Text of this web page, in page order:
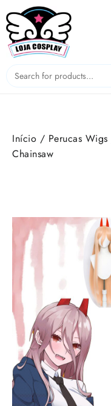
to
content
Início / Perucas Wigs
Chainsaw